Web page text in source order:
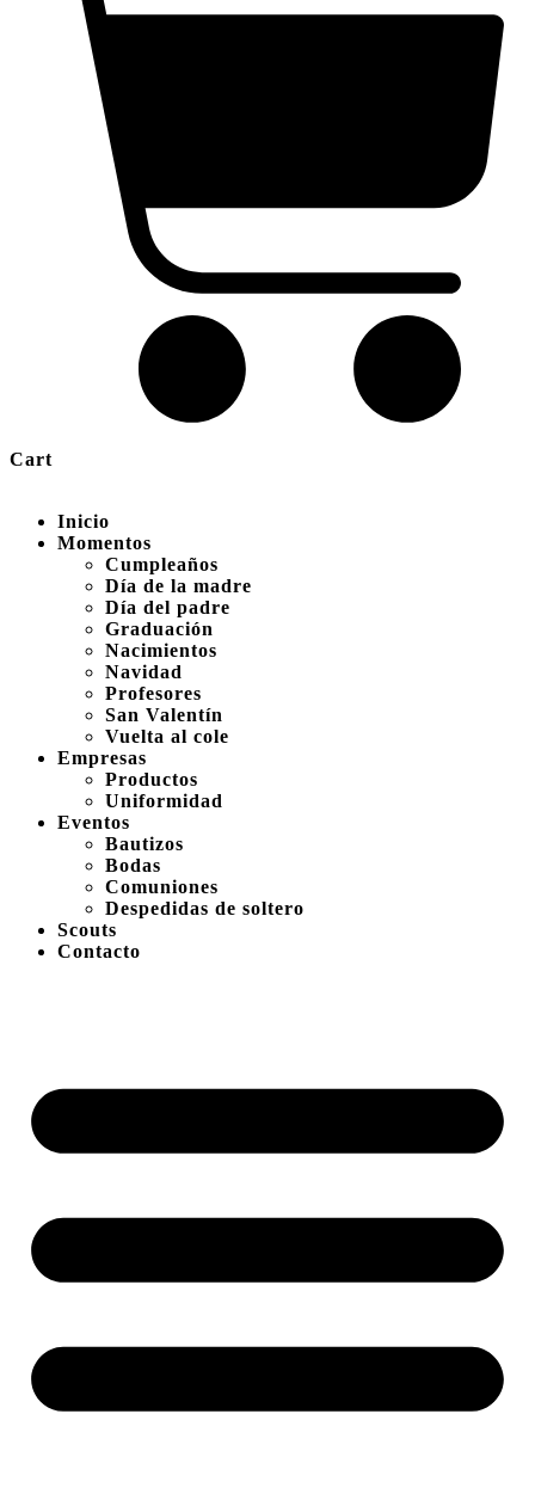
Cart
Inicio
Momentos
Cumpleaños
Día de la madre
Día del padre
Graduación
Nacimientos
Navidad
Profesores
San Valentín
Vuelta al cole
Empresas
Productos
Uniformidad
Eventos
Bautizos
Bodas
Comuniones
Despedidas de soltero
Scouts
Contacto